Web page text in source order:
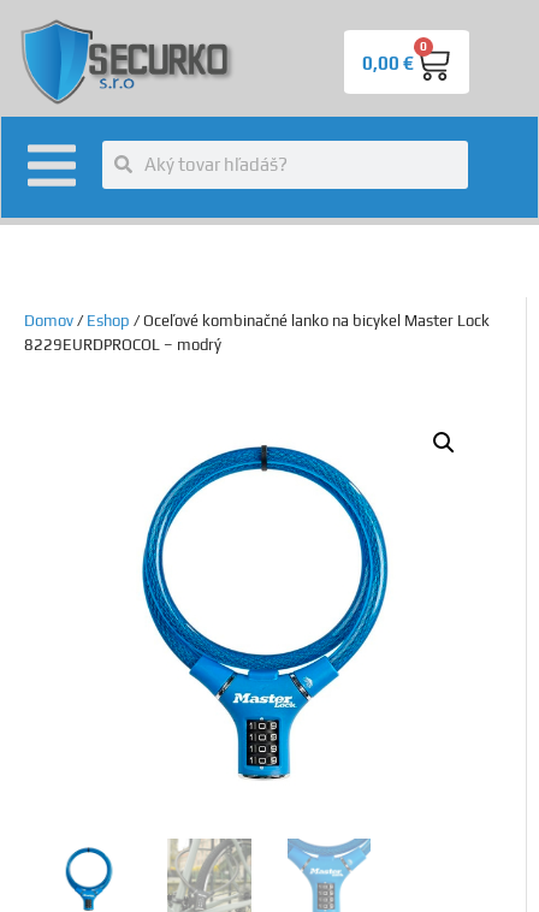
0,00€
0
Domov / Eshop / Oceľové kombinačné lanko na bicykel Master Lock
8229EURDPROCOL – modrý